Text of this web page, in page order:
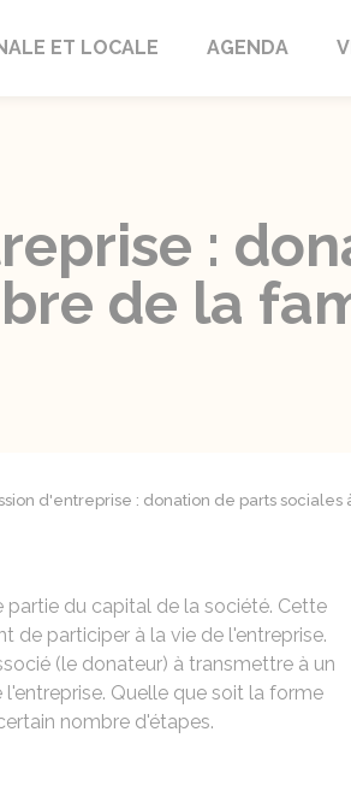
ET LOCALE AGENDA
:
de la
d'entreprise : donation de parts sociales
du capital de la société. Cette
de participer à la vie de l'entreprise.
(le donateur) à transmettre à un
Quelle que soit la forme
nombre d'étapes.